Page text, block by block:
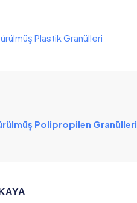
Plastik Granülleri
Polipropilen Granülleri